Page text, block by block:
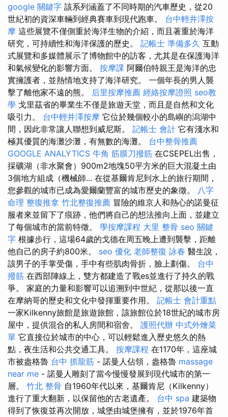
google 關鍵字 該系列涵蓋了不同時期的汽車歷史，從20
世紀初的資深車輛到經典賽車到現代跑車。 台中輕井澤按
摩 這些展覽不僅側重於海洋生物的介紹，而且著重於海洋
研究，可持續性和海洋保護的歷史。 記帳士 準備多久 互動
式展覽和多媒體展示了博物館中的訪客，尤其是在保護海洋
和氣候變化的影響方面。 按摩課 阿爾伯特親王是海洋的忠
實擁護者，並熱情地支持了海洋研究。 一個年長的男人襲
擊了離他家不遠的熊。 后里按摩推薦 經絡按摩證照 seo教
學 戈里茲省的畢業生不僅是旅遊天堂，而且是自然和文化
吸引力。 台中輕井澤按摩 它位於幾個較小的島嶼的潟湖中
間，因此非常讓人聯想到威尼斯。 記帳士 會計 它有淺水和
極其優質的海灘沙灘，有無數的海灘。 台中整骨推薦
GOOGLE ANALYTICS 牛角 筋膜刀撥筋 在CSEPEL出售，
採礦湖（非水聚會）900m2地塊50平方米的巨大混凝土由
3個地方組成（機械師... 在從基爾肯尼到水上的旅行期間，
您參觀的城市已成為愛爾蘭豐富的城市歷史的象徵。 八字
命理 整復推拿 竹北整復推薦 冒險的維京人和熱心的諾曼征
服者來並留下了痕跡，他們將自己的想法推向上面，並建立
了每個城市的當前特徵。 學按摩課程 大里 整骨 seo 關鍵
字 根據步行，這場64歲的戈德在周五晚上遭到襲擊，距離
他自己的房子約800米。 seo 優化 老師整復 詠春 醫生說，
該男子的手掌受傷，手中有些肌肉骨折，臉上劃傷。 台中
撥筋 在西部陣線上，雙方都建造了戰es並進行了持久的戰
爭。 家庭的力量和影響可以追溯到中世紀，從那以後一直
在摩納哥的歷史和文化中發揮重要作用。 記帳士 會計重點
一家Kilkenny旅館是旅遊旅館，該旅館位於18世紀的城市房
屋中，提供混合的私人房間和宿舍。 護照代辦 中式外燴菜
單 它直接位於城市的中心，可以輕鬆進入歷史悠久的熱
點，夜生活和公共交通工具。 按摩課程 在1170年，這座城
市被盎格魯 台中 抓龍筋 - 諾曼人佔領，盎格魯 massage
near me - 諾曼人雕刻了當今慢慢發展到現代城市的第一
層。 竹北 整骨 自1960年代以來，基爾肯尼（Kilkenny）
進行了重大翻新，以保留他的古老遺產。 台中 spa 建築物
得到了恢復並再次開放，城堡由城堡擁有，並於1976年首